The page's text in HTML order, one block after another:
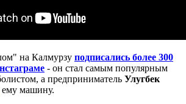
на Калмурзу подписались более 300
- он стал самым популярным
а предприниматель Улугбек
ему машину.